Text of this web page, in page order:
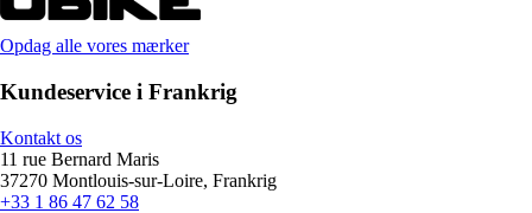
Opdag alle vores mærker
Kundeservice i Frankrig
Kontakt os
11 rue Bernard Maris
37270 Montlouis-sur-Loire, Frankrig
+33 1 86 47 62 58